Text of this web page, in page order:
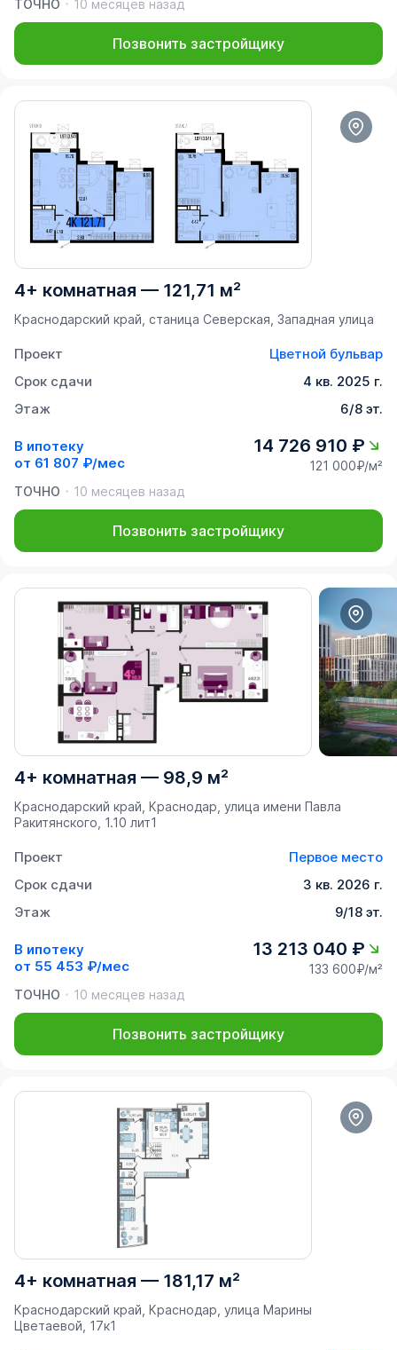
ТОЧНО 10 месяцев назад
Позвонить застройщику
4+ комнатная — 121,71 м²
Краснодарский край, станица Северская, Западная улица
Проект
Цветной бульвар
Срок сдачи
4 кв. 2025 г.
Этаж
6/8 эт.
В ипотеку
от 61 807 ₽/мес
14 726 910 ₽
121 000₽/м²
ТОЧНО
10 месяцев назад
Позвонить застройщику
4+ комнатная — 98,9 м²
Краснодарский край, Краснодар, улица имени Павла
Ракитянского, 1.10 лит1
Проект
Первое место
Срок сдачи
3 кв. 2026 г.
Этаж
9/18 эт.
В ипотеку
от 55 453 ₽/мес
13 213 040 ₽
133 600₽/м²
ТОЧНО
10 месяцев назад
Позвонить застройщику
4+ комнатная — 181,17 м²
Краснодарский край, Краснодар, улица Марины
Цветаевой, 17к1